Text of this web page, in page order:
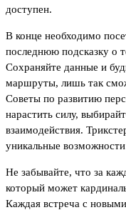
доступен.
В конце необходимо
последнюю подсказку о
Сохраняйте данные и
маршруты, лишь так
Советы по развитию
нарастить силу,
взаимодействия.
уникальные
Не забывайте, что за
который может
Каждая встреча с